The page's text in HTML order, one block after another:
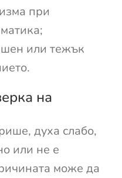
при
или тежък
на
духа слабо,
или не е
може да